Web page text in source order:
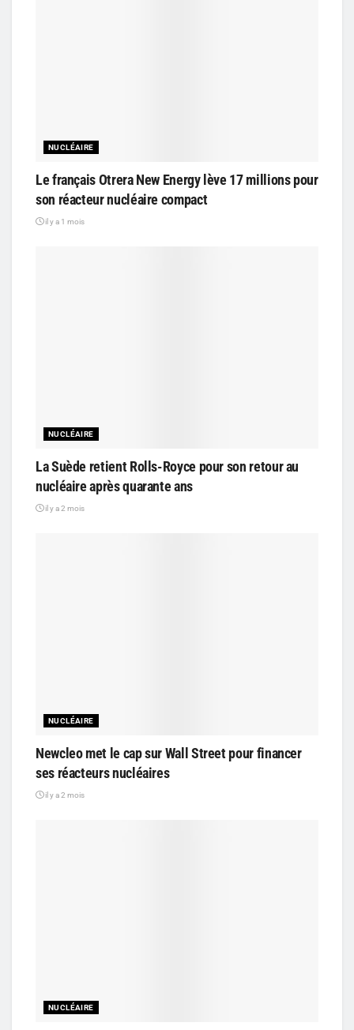
NUCLÉAIRE
Le français Otrera New Energy lève 17 millions pour
son réacteur nucléaire compact
il y a 1 mois
NUCLÉAIRE
La Suède retient Rolls-Royce pour son retour au
nucléaire après quarante ans
il y a 2 mois
NUCLÉAIRE
Newcleo met le cap sur Wall Street pour financer
ses réacteurs nucléaires
il y a 2 mois
NUCLÉAIRE